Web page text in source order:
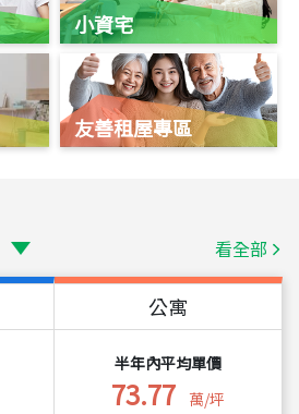
小資宅
友善租屋專區
看全部
公寓
半年內平均單價
73.77 萬/坪